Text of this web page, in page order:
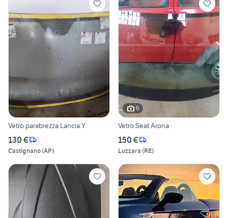
Vetro parabrezza Lancia Y
130 €
Castignano(AP)
6
Vetro Seat Arona
150 €
Luzzara (RE)